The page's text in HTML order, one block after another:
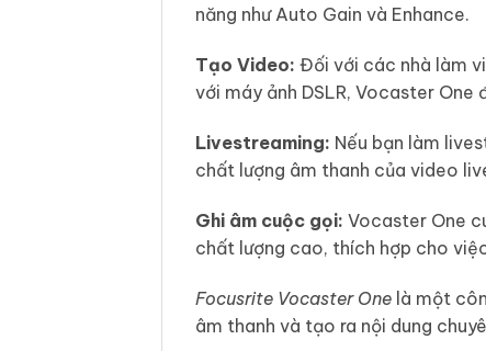
năng như Auto Gain và Enhance.
Tạo Video: Đối với các nhà làm
với máy ảnh DSLR, Vocaster
Livestreaming: Nếu bạn làm
chất lượng âm thanh của video
Ghi âm cuộc gọi: Vocaster One
chất lượng cao, thích hợp cho
Focusrite Vocaster One là một
âm thanh và tạo ra nội dung